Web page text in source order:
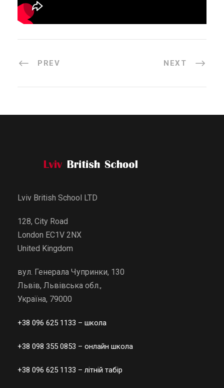
PREV NEXT
Lviv British School LTD
128, City Road
London EC1V 2NX
United Kingdom
вул. Генерала Чупринки, 130
Львів, Львівська обл.,
Україна, 79000
+38 096 625 1133 – школа
+38 098 355 0853 – онлайн школа
+38 096 625 1133 – літній табір